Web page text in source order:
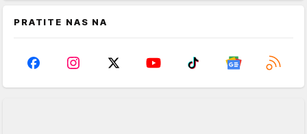
PRATITE NAS NA